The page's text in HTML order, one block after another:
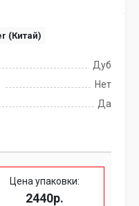
(Китай)
Дуб
Нет
Да
Цена упаковки:
2440р.